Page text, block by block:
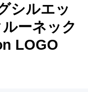
シルエッ
ーネック
LOGO